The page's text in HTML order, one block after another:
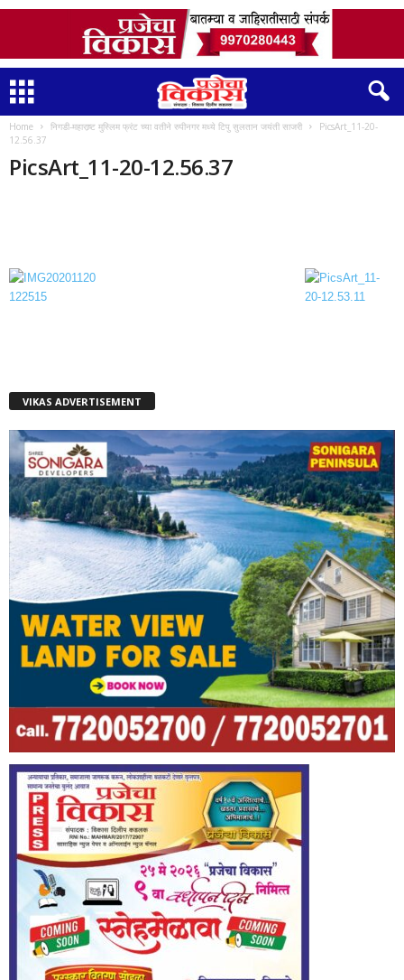
Home निगडी-महाराष्र्ट मुस्लिम फ्रंट च्या वतीने रुपीनगर मध्ये टिपु सुलतान जयंती साजरी
PicsArt_11-20-
12.56.37
PicsArt_11-20-12.56.37
VIKAS ADVERTISEMENT